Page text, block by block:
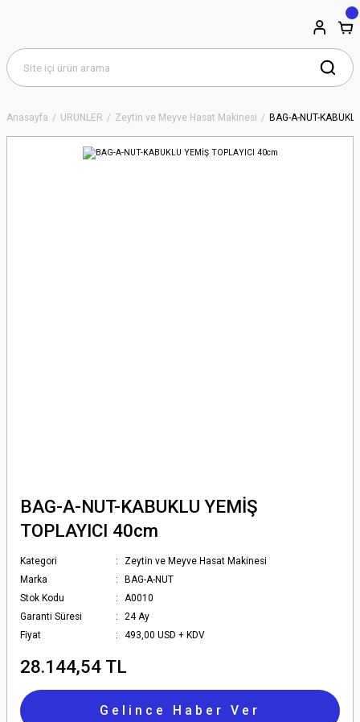
Anasayfa ÜRÜNLER Zeytin ve Meyve Hasat Makinesi BAG-A-NUT-
BAG-A-NUT-KABUKLU YEMİŞ
TOPLAYICI 40cm
Kategori
Zeytin ve Meyve Hasat Makinesi
Marka
BAG-A-NUT
Stok Kodu
A0010
Garanti Süresi
24 Ay
Fiyat
493,00 USD + KDV
28.144,54 TL
Gelince Haber Ver